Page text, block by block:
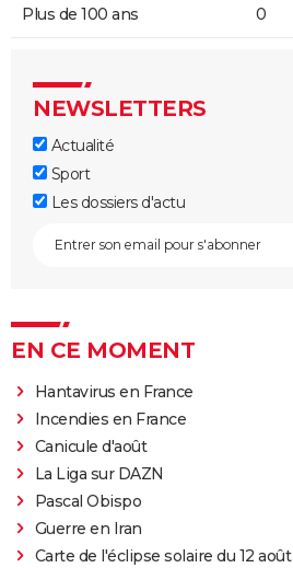
Plus de 100 ans 0
NEWSLETTERS
Actualité
Sport
Les dossiers d'actu
EN CE MOMENT
Hantavirus en France
Incendies en France
Canicule d'août
La Liga sur DAZN
Pascal Obispo
Guerre en Iran
Carte de l'éclipse solaire du 12 août